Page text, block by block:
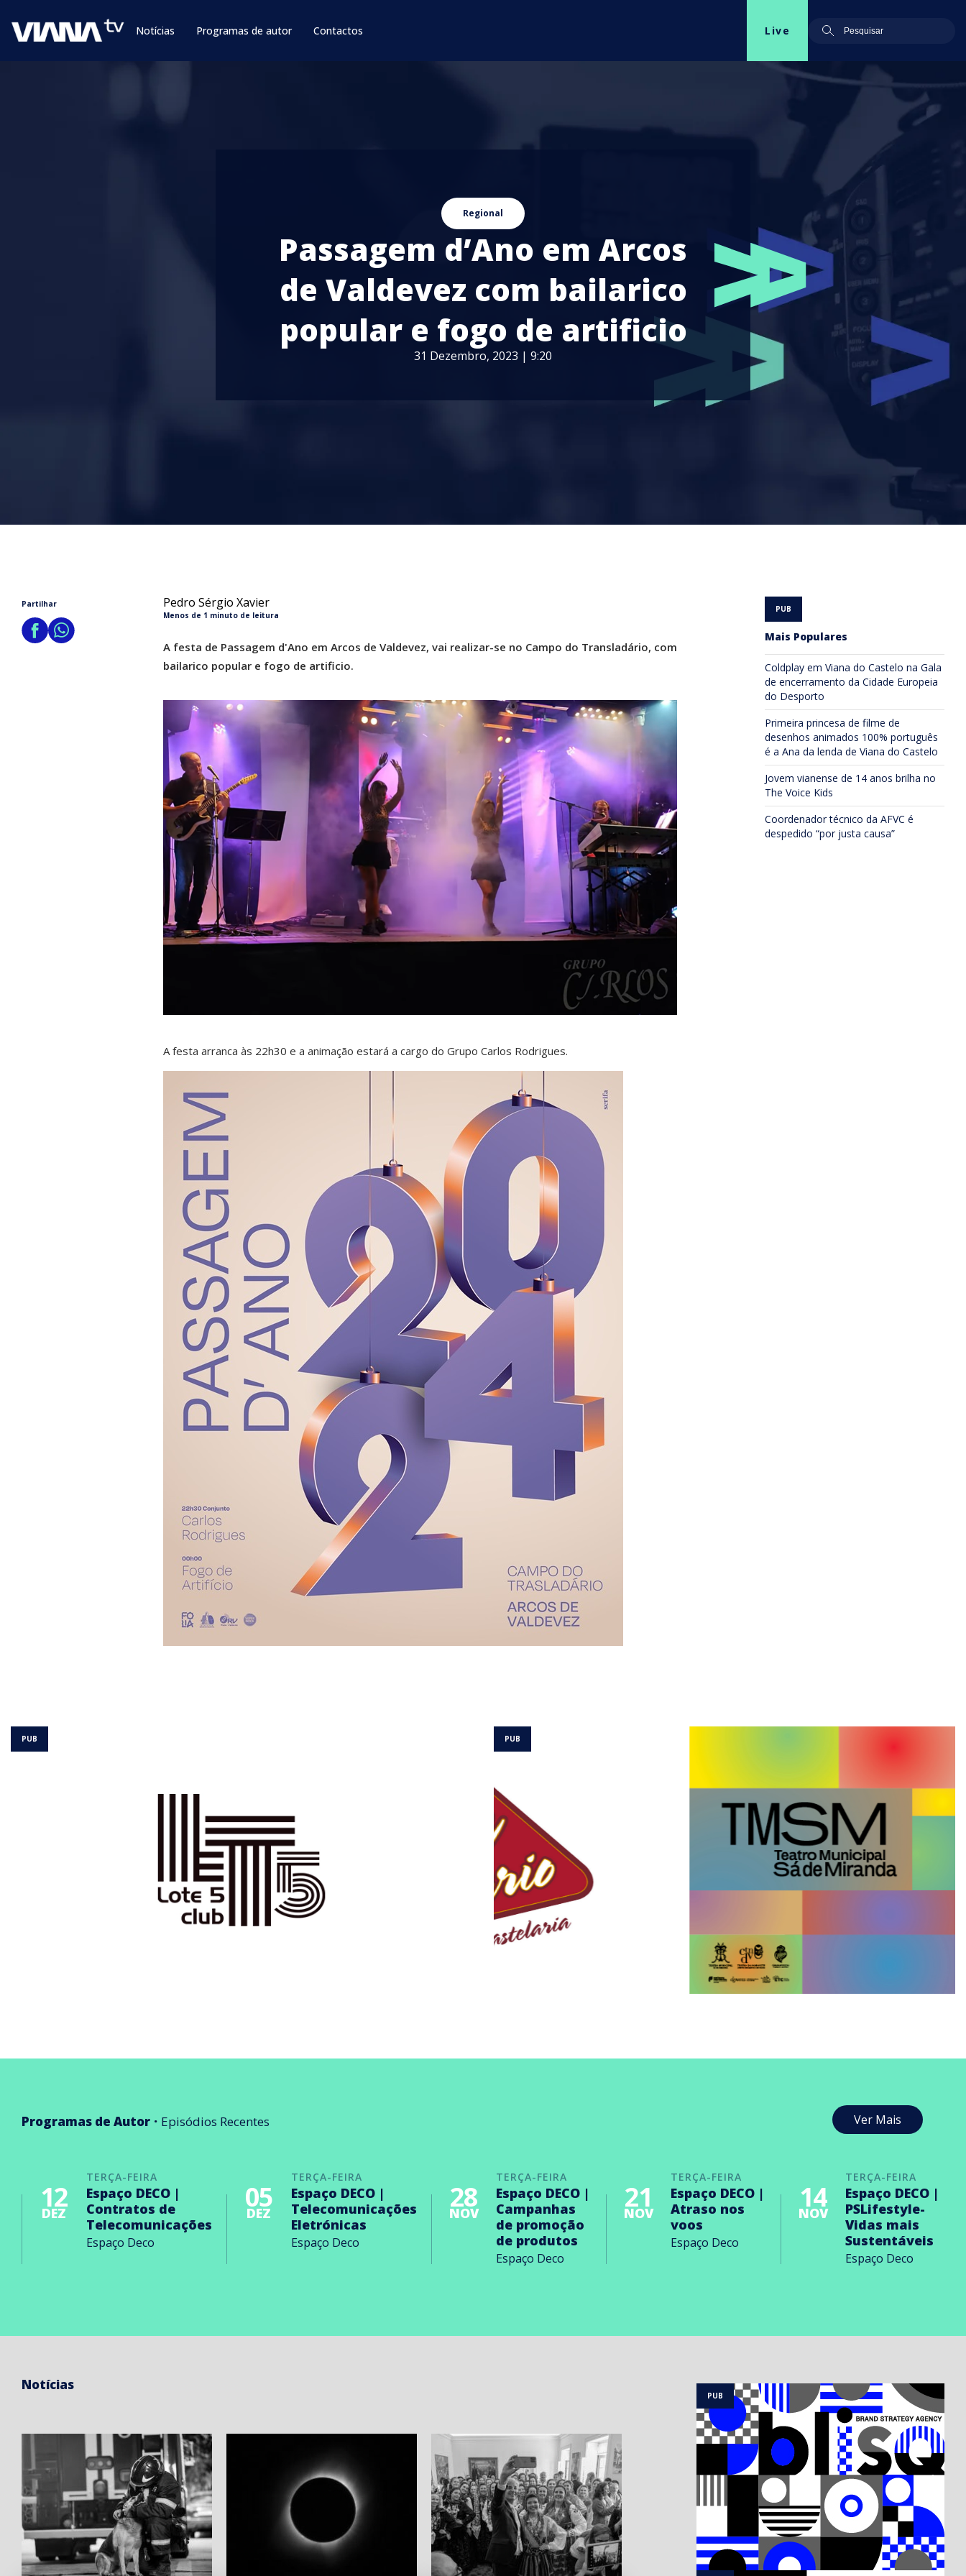
Notícias Programas de autor Contactos Live
Regional
Passagem d’Ano em Arcos
de Valdevez com bailarico
popular e fogo de artificio
31 Dezembro, 2023 | 9:20
Partilhar Pedro Sérgio Xavier
Menos de 1 minuto de leitura
A festa de Passagem d'Ano em Arcos de Valdevez, vai realizar-se no Campo do Transladário, com
bailarico popular e fogo de artificio.
A festa arranca às 22h30 e a animação estará a cargo do Grupo Carlos Rodrigues.
Mais Populares
Coldplay em Viana do Castelo na Gala
de encerramento da Cidade Europeia
do Desporto
Primeira princesa de filme de
desenhos animados 100% português
é a Ana da lenda de Viana do Castelo
Jovem vianense de 14 anos brilha no
The Voice Kids
Coordenador técnico da AFVC é
despedido “por justa causa”
Programas de Autor Episódios Recentes Ver Mais
TERÇA-FEIRA
12
DEZ
Espaço DECO |
Contratos de
Telecomunicações
Espaço Deco
TERÇA-FEIRA
05
DEZ
Espaço DECO |
Telecomunicações
Eletrónicas
Espaço Deco
TERÇA-FEIRA
28
NOV
Espaço DECO |
Campanhas
de promoção
de produtos
Espaço Deco
TERÇA-FEIRA
21
NOV
Espaço DECO |
Atraso nos
voos
Espaço Deco
TERÇA-FEIRA
14
NOV
Espaço DECO |
PSLifestyle-
Vidas mais
Sustentáveis
Espaço Deco
Notícias